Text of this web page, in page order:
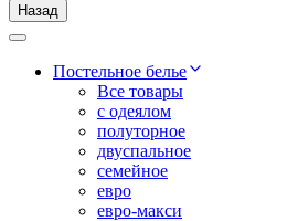
Назад
Постельное белье
Все товары
с одеялом
полуторное
двуспальное
семейное
евро
евро-макси